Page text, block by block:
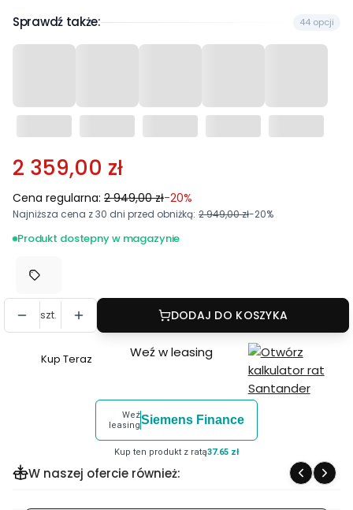
Sprawdź także: 44 opcji
2 359,00 zł
Cena regularna: 2 949,00 zł-20%
Najniższa cena z 30 dni przed obniżką: 2 949,00 zł-20%
Produkt dostepny w magazynie
szt. DODAJ DO KOSZYKA
Szybki
Vector
Kup Teraz Weź w leasing
Weź
leasingSiemens Finance
Kup ten produkt z ratą37.65 zł
W naszej ofercie również: